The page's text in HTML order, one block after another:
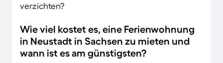
verzichten?
Wie viel kostet es, eine Ferienwohnung
in Neustadt in Sachsen zu mieten und
wann ist es am günstigsten?